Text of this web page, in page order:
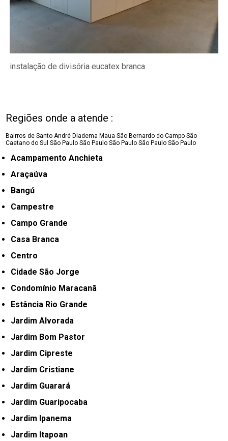
instalação de divisória eucatex branca
Regiões onde a atende :
Bairros de Santo André Diadema Maua São Bernardo do Campo São
Caetano do SulSão Paulo São Paulo São Paulo São Paulo São Paulo
Acampamento Anchieta
Araçaúva
Bangú
Campestre
Campo Grande
Casa Branca
Centro
Cidade São Jorge
Condomínio Maracanã
Estância Rio Grande
Jardim Alvorada
Jardim Bom Pastor
Jardim Cipreste
Jardim Cristiane
Jardim Guarará
Jardim Guaripocaba
Jardim Ipanema
Jardim Itapoan